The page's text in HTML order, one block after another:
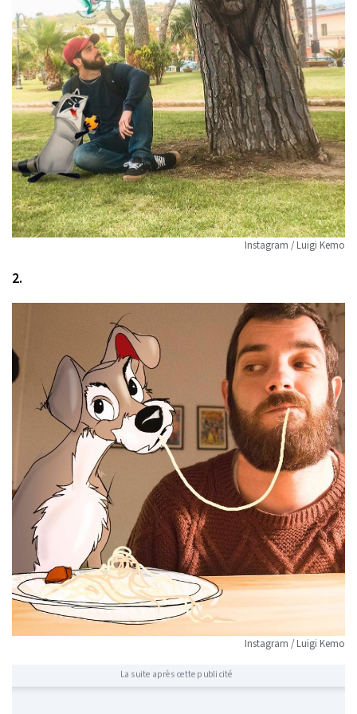
Instagram / Luigi Kemo
2.
Instagram / Luigi Kemo
La suite après cette publicité